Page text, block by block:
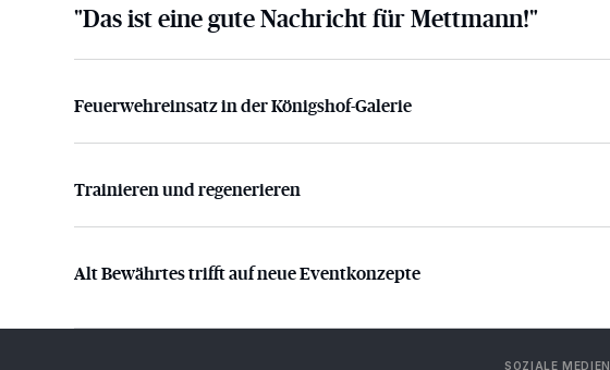
"Das ist eine gute Nachricht für Mettmann!"
Feuerwehreinsatz in der Königshof-Galerie
Feuerwehreinsatz in der Königshof-Galerie
Trainieren und regenerieren
Trainieren und regenerieren
Alt Bewährtes trifft auf neue Eventkonzepte
Alt Bewährtes trifft auf neue Eventkonzepte
SOZIALE MEDIEN